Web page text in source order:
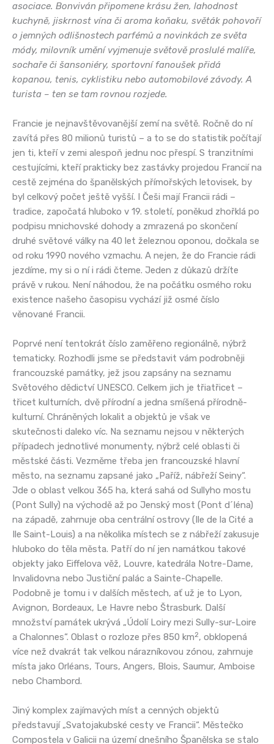
asociace. Bonviván připomene krásu žen, lahodnost
kuchyně, jiskrnost vína či aroma koňaku, světák pohovoří
o jemných odlišnostech parfémů a novinkách ze světa
módy, milovník umění vyjmenuje světově proslulé malíře,
sochaře či šansoniéry, sportovní fanoušek přidá
kopanou, tenis, cyklistiku nebo automobilové závody. A
turista – ten se tam rovnou rozjede.
Francie je nejnavštěvovanější zemí na světě. Ročně do ní
zavítá přes 80 milionů turistů – a to se do statistik počítají
jen ti, kteří v zemi alespoň jednu noc přespí. S tranzitními
cestujícími, kteří prakticky bez zastávky projedou Francií na
cestě zejména do španělských přímořských letovisek, by
byl celkový počet ještě vyšší. I Češi mají Francii rádi –
tradice, započatá hluboko v 19. století, poněkud zhořklá po
podpisu mnichovské dohody a zmrazená po skončení
druhé světové války na 40 let železnou oponou, dočkala se
od roku 1990 nového vzmachu. A nejen, že do Francie rádi
jezdíme, my si o ní i rádi čteme. Jeden z důkazů držíte
právě v rukou. Není náhodou, že na počátku osmého roku
existence našeho časopisu vychází již osmé číslo
věnované Francii.
Poprvé není tentokrát číslo zaměřeno regionálně, nýbrž
tematicky. Rozhodli jsme se představit vám podrobněji
francouzské památky, jež jsou zapsány na seznamu
Světového dědictví UNESCO. Celkem jich je třiatřicet –
třicet kulturních, dvě přírodní a jedna smíšená přírodně-
kulturní. Chráněných lokalit a objektů je však ve
skutečnosti daleko víc. Na seznamu nejsou v některých
případech jednotlivé monumenty, nýbrž celé oblasti či
městské části. Vezměme třeba jen francouzské hlavní
město, na seznamu zapsané jako „Paříž, nábřeží Seiny“.
Jde o oblast velkou 365 ha, která sahá od Sullyho mostu
(Pont Sully) na východě až po Jenský most (Pont d´Iéna)
na západě, zahrnuje oba centrální ostrovy (Ile de la Cité a
Ile Saint-Louis) a na několika místech se z nábřeží zakusuje
hluboko do těla města. Patří do ní jen namátkou takové
objekty jako Eiffelova věž, Louvre, katedrála Notre-Dame,
Invalidovna nebo Justiční palác a Sainte-Chapelle.
Podobně je tomu i v dalších městech, ať už je to Lyon,
Avignon, Bordeaux, Le Havre nebo Štrasburk. Další
množství památek ukrývá „Údolí Loiry mezi Sully-sur-Loire
a Chalonnes“. Oblast o rozloze přes 850 km2, obklopená
více než dvakrát tak velkou nárazníkovou zónou, zahrnuje
místa jako Orléans, Tours, Angers, Blois, Saumur, Amboise
nebo Chambord.
Jiný komplex zajímavých míst a cenných objektů
představují „Svatojakubské cesty ve Francii“. Městečko
Compostela v Galicii na území dnešního Španělska se stalo